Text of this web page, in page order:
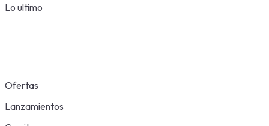
Lo ultimo
Ofertas
Lanzamientos